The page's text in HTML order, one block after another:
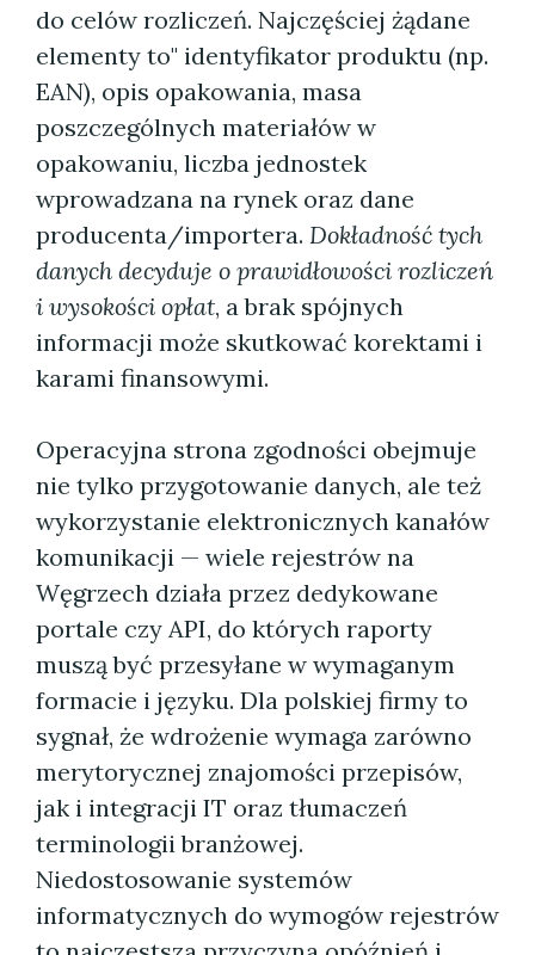
do celów rozliczeń. Najczęściej żądane
elementy to" identyfikator produktu (np.
EAN), opis opakowania, masa
poszczególnych materiałów w
opakowaniu, liczba jednostek
wprowadzana na rynek oraz dane
producenta/importera. Dokładność tych
danych decyduje o prawidłowości rozliczeń
i wysokości opłat, a brak spójnych
informacji może skutkować korektami i
karami finansowymi.
Operacyjna strona zgodności obejmuje
nie tylko przygotowanie danych, ale też
wykorzystanie elektronicznych kanałów
komunikacji — wiele rejestrów na
Węgrzech działa przez dedykowane
portale czy API, do których raporty
muszą być przesyłane w wymaganym
formacie i języku. Dla polskiej firmy to
sygnał, że wdrożenie wymaga zarówno
merytorycznej znajomości przepisów,
jak i integracji IT oraz tłumaczeń
terminologii branżowej.
Niedostosowanie systemów
informatycznych do wymogów rejestrów